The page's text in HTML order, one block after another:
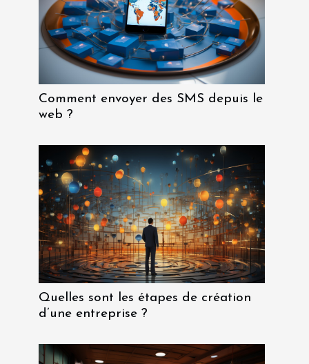
Comment envoyer des SMS depuis le
web ?
Quelles sont les étapes de création
d’une entreprise ?